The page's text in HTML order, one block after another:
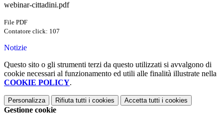
webinar-cittadini.pdf
File PDF
Contatore click: 107
Notizie
Questo sito o gli strumenti terzi da questo utilizzati si avvalgono di
cookie necessari al funzionamento ed utili alle finalità illustrate nella
COOKIE POLICY.
Personalizza Rifiuta tutti i cookies Accetta tutti i cookies
Gestione cookie